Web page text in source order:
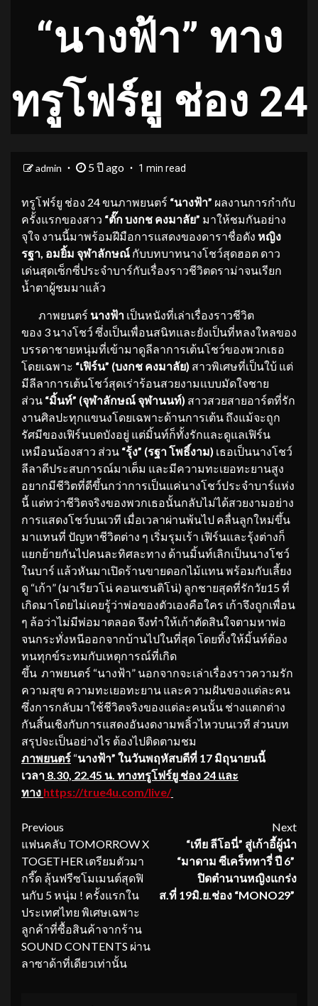
“นางฟ้า” ทาง
ทรูโฟร์ยู ช่อง 24
admin 5 ปี ago 1 min read
ทรูโฟร์ยู ช่อง 24 ขนภาพยนตร์ “นางฟ้า” ผลงานการกำกับ
ครั้งแรกของสาว “ตั๊ก บงกช คงมาลัย” มาให้ชมกันอย่าง
จุใจ งานนี้มาพร้อมฝีมือการแสดงของดาราชื่อดัง หญิง
รฐา อมยิ้ม จุฬาลักษณ์ กับบทบาทนางโชว์สุดฮอต ดาว
เด่นสุดเซ็กซี่ประจำบาร์กับเรื่องราวชีวิตดราม่าจนเรียก
น้ำตาผู้ชมมาแล้ว
ภาพยนตร์ นางฟ้า เป็นหนังที่เล่าเรื่องราวชีวิต
ของ 3 นางโชว์ ซึ่งเป็นเพื่อนสนิทและยังเป็นที่หลงใหลของ
บรรดาชายหนุ่มที่เข้ามาดูลีลาการเต้นโชว์ของพวกเธอ
โดยเฉพาะ “เฟิร์น” (บงกช คงมาลัย) สาวพิเศษที่เป็นใบ้ แต่
มีลีลาการเต้นโชว์สุดเร่าร้อนสวยงามแบบมัดใจชาย
ส่วน “มิ้นท์” (จุฬาลักษณ์ จุฬานนท์) สาวสวยสายอาร์ตที่รัก
งานศิลปะทุกแขนงโดยเฉพาะด้านการเต้น ถึงแม้จะถูก
รัศมีของเฟิร์นบดบังอยู่ แต่มิ้นท์ก็ทั้งรักและดูแลเฟิร์น
เหมือนน้องสาว ส่วน “รุ้ง” (รฐา โพธิ์งาม) เธอเป็นนางโชว์
ลีลาดีประสบการณ์มาเต็ม และมีความทะเยอทะยานสูง
อยากมีชีวิตที่ดีขึ้นกว่าการเป็นแค่นางโชว์ประจำบาร์แห่ง
นี้ แต่ทว่าชีวิตจริงของพวกเธอนั้นกลับไม่ได้สวยงามอย่าง
การแสดงโชว์บนเวที เมื่อเวลาผ่านพ้นไป คลื่นลูกใหม่ขึ้น
มาแทนที่ ปัญหาชีวิตต่าง ๆ เริ่มรุมเร้า เฟิร์นและรุ้งต่างก็
แยกย้ายกันไปคนละทิศละทาง ด้านมิ้นท์เลิกเป็นนางโชว์
ในบาร์ แล้วหันมาเปิดร้านขายดอกไม้แทน พร้อมกับเลี้ยง
ดู “เก้า” (มาเรียวโน่ คอนเซนติโน่) ลูกชายสุดที่รักวัย15 ที่
เกิดมาโดยไม่เคยรู้ว่าพ่อของตัวเองคือใคร เก้าจึงถูกเพื่อน
ๆ ล้อว่าไม่มีพ่อมาตลอด จึงทำให้เก้าตัดสินใจตามหาพ่อ
จนกระทั่งหนีออกจากบ้านไปในที่สุด โดยทิ้งให้มิ้นท์ต้อง
ทนทุกข์ระทมกับเหตุการณ์ที่เกิด
ขึ้น ภาพยนตร์ “นางฟ้า” นอกจากจะเล่าเรื่องราวความรัก
ความสุข ความทะเยอทะยาน และความฝันของแต่ละคน
ซึ่งการกลับมาใช้ชีวิตจริงของแต่ละคนนั้น ช่างแตกต่าง
กันสิ้นเชิงกับการแสดงอันงดงามพลิ้วไหวบนเวที ส่วนบท
สรุปจะเป็นอย่างไร ต้องไปติดตามชม
ภาพยนตร์ “นางฟ้า” ในวันพฤหัสบดีที่ 17 มิถุนายนนี้
เวลา 8 .30, 22.45 น. ทางทรูโฟร์ยู ช่อง 24 และ
ทาง https://true4u.com/live/
Continue
Reading
Previous
แฟนคลับ TOMORROW X
TOGETHER เตรียมตัวมา
กรี๊ด ลุ้นฟรีซโมเมนต์สุดฟิ
นกับ 5 หนุ่ม ! ครั้งแรกใน
ประเทศไทย พิเศษเฉพาะ
ลูกค้าที่ซื้อสินค้าจากร้าน
SOUND CONTENTS ผ่าน
ลาซาด้าที่เดียวเท่านั้น
Next
“เทีย ลีโอนี่” สู่เก้าอี้ผู้นำ
“มาดาม ซีเคร็ททารี่ ปี 6”
ปิดตำนานหญิงแกร่ง
ส.ที่ 19มิ.ย.ช่อง “MONO29”